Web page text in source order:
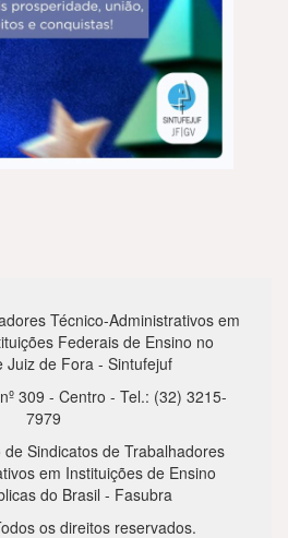
Técnico-Administrativos em
Federais de Ensino no
Juiz de Fora - Sintufejuf
309 - Centro - Tel.: (32) 3215-
7979
Sindicatos de Trabalhadores
em Instituições de Ensino
do Brasil - Fasubra
os direitos reservados.